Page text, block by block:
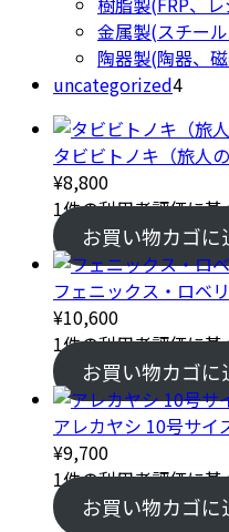
商
品
金属製(スチー
陶器製(陶器、
uncategorized44
の
商
タビビトノキ（旅人
¥8,800
1件の利用者評価に基
お買い物カゴに
フェニックス・ロベ
¥10,600
1件の利用者評価に基
お買い物カゴに
アレカヤシ 10号サイ
¥9,700
1件の利用者評価に基
お買い物カゴに